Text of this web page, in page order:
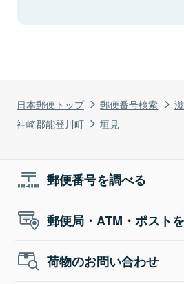
日本郵便トップ 郵便番号検索
神崎郡能登川町
垣見
郵便番号を調べる
郵便局・ATM・ポスト
荷物のお問い合わせ